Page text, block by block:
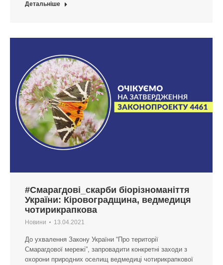
Детальніше
#Смарагдові_скарби біорізноманіття
України: Кіровоградщина, ведмедиця
чотирикрапкова
Новини 13.04.2021
До ухвалення Закону України “Про території
Смарагдової мережі”, запровадити конкретні заходи з
охорони природних оселищ ведмедиці чотирикрапкової